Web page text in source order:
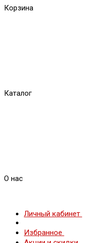
Корзина
Каталог
О нас
Личный кабинет
Избранное